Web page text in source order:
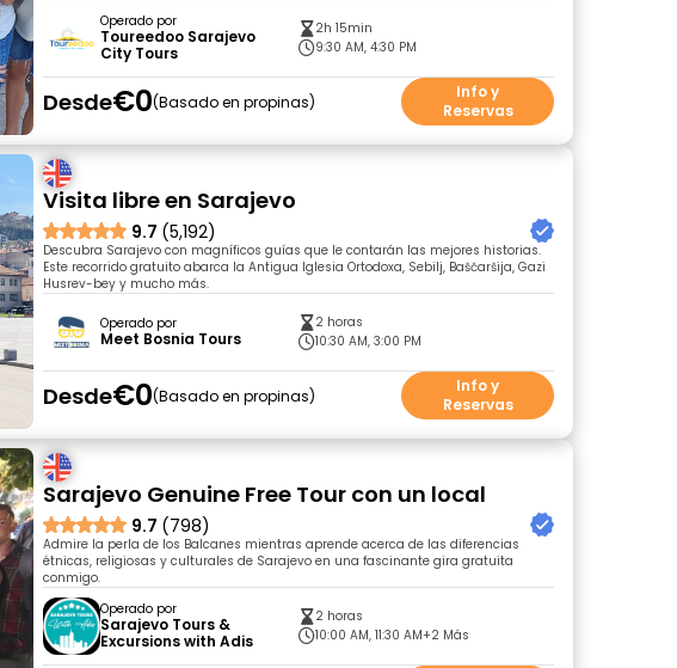
Operado por
Toureedoo Sarajevo
City Tours
2h 15min
9:30 AM, 4:30 PM
Desde€0 Basado en propinas
Info y
Reservas
Visita libre en Sarajevo
9.7 (5,192)
Descubra Sarajevo con magníficos guías que le contarán las mejores historias.
Este recorrido gratuito abarca la Antigua Iglesia Ortodoxa, Sebilj, Baščaršija, Gazi
Husrev-bey y mucho más.
Operado por
Meet Bosnia Tours
2 horas
10:30 AM, 3:00 PM
Desde€0 Basado en propinas
Info y
Reservas
Sarajevo Genuine Free Tour con un local
9.7 (798)
Admire la perla de los Balcanes mientras aprende acerca de las diferencias
étnicas, religiosas y culturales de Sarajevo en una fascinante gira gratuita
conmigo.
Operado por
Sarajevo Tours &
Excursions with Adis
2 horas
10:00 AM, 11:30 AM+2 Más